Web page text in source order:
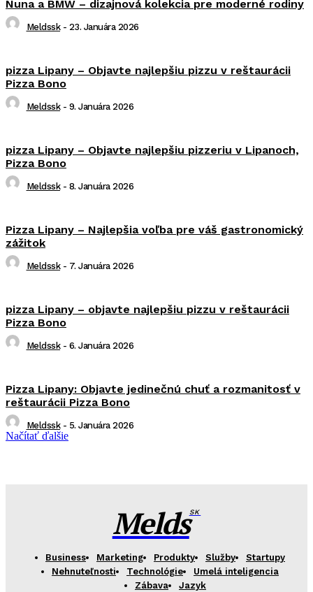
Nuna a BMW – dizajnová kolekcia pre moderné rodiny
Meldssk - 23. Januára 2026
pizza Lipany – Objavte najlepšiu pizzu v reštaurácii
Pizza Bono
Meldssk - 9. Januára 2026
pizza Lipany – Objavte najlepšiu pizzeriu v Lipanoch,
Pizza Bono
Meldssk - 8. Januára 2026
Pizza Lipany – Najlepšia voľba pre váš gastronomický
zážitok
Meldssk - 7. Januára 2026
pizza Lipany – objavte najlepšiu pizzu v reštaurácii
Pizza Bono
Meldssk - 6. Januára 2026
Pizza Lipany: Objavte jedinečnú chuť a rozmanitosť v
reštaurácii Pizza Bono
Meldssk - 5. Januára 2026
Načítať ďalšie
MeldsSK
Business Marketing Produkty Služby
Startupy
Nehnuteľnosti
Technológie
Umelá inteligencia
Zábava
Jazyk